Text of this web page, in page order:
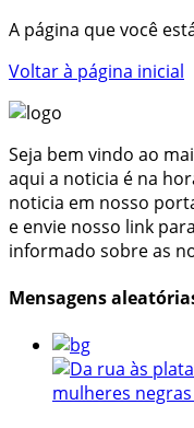
A página que você
Voltar à página inicial
Seja bem vindo ao
aqui a noticia é na
noticia em nosso
e envie nosso link
informado sobre as
Mensagens